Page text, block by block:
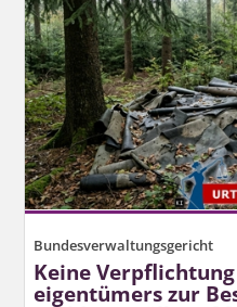
Bundesverwaltungsgericht
Keine
eigentümers zur